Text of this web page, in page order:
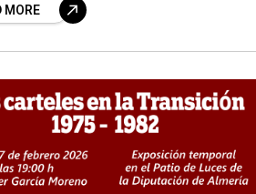
del puerto fenicio
MORE